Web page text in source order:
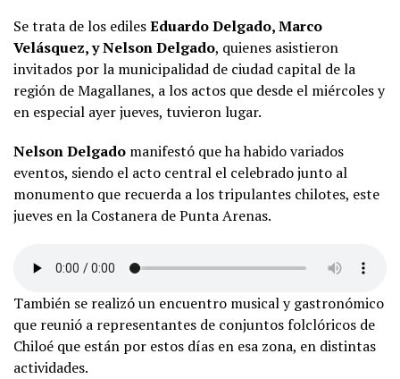
Se trata de los edilesEduardo Delgado, Marco
Velásquez, y Nelson Delgado, quienes asistieron
invitados por la municipalidad de ciudad capital de la
región de Magallanes, a los actos que desde el miércoles y
en especial ayer jueves, tuvieron lugar.
Nelson Delgado manifestó que ha habido variados
eventos, siendo el acto central el celebrado junto al
monumento que recuerda a los tripulantes chilotes, este
jueves en la Costanera de Punta Arenas.
También se realizó un encuentro musical y gastronómico
que reunió a representantes de conjuntos folclóricos de
Chiloé que están por estos días en esa zona, en distintas
actividades.